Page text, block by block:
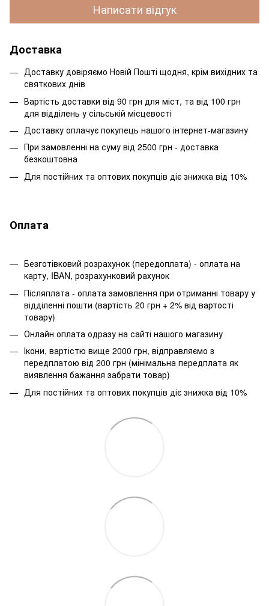
Написати відгук
Доставка
Доставку довіряємо Новій Пошті щодня, крім вихідних та
святкових днів
Вартість доставки від 90 грн для міст, та від 100 грн
для відділень у сільській місцевості
Доставку оплачує покупець нашого інтернет-магазину
При замовленні на суму від 2500 грн - доставка
безкоштовна
Для постійних та оптових покупців діє знижка від 10%
Оплата
Безготівковий розрахунок (передоплата) - оплата на
карту, IBAN, розрахунковий рахунок
Післяплата - оплата замовлення при отриманні товару у
відділенні пошти (вартість 20 грн + 2% від вартості
товару)
Онлайн оплата одразу на сайті нашого магазину
Ікони, вартістю вище 2000 грн, відправляємо з
передплатою від 200 грн (мінімальна передплата як
виявлення бажання забрати товар)
Для постійних та оптових покупців діє знижка від 10%